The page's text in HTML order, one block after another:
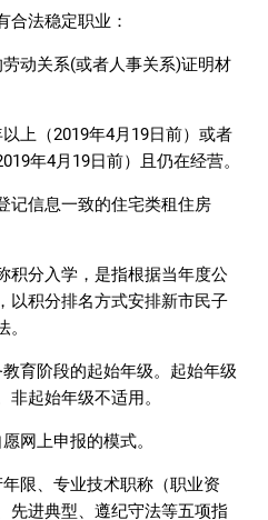
合法稳定职业：
劳动关系(或者人事关系)证明材
上（2019年4月19日前）或者
年4月19日前）且仍在经营。
记信息一致的住宅类租住房
积分入学，是指根据当年度公
以积分排名方式安排新市民子
育阶段的起始年级。起始年级
起始年级不适用。
网上申报的模式。
限、专业技术职称（职业资
先进典型、遵纪守法等五项指